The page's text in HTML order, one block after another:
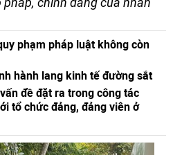
phạm pháp luật không còn
hành lang kinh tế đường sắt
đề đặt ra trong công tác
tổ chức đảng, đảng viên ở